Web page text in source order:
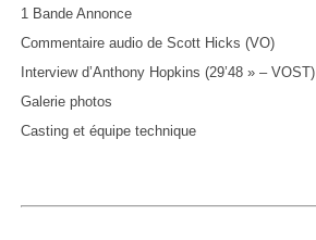
1 Bande Annonce
Commentaire audio de Scott Hicks (VO)
Interview d’Anthony Hopkins (29’48 » – VOST)
Galerie photos
Casting et équipe technique